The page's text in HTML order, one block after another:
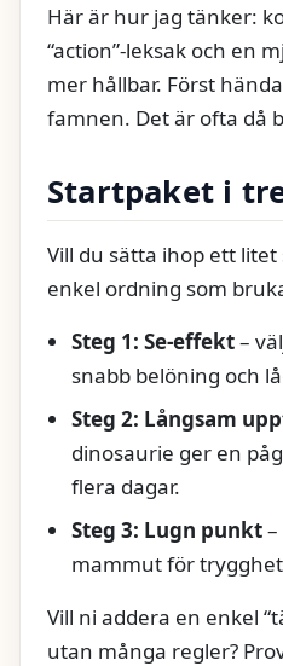
Här är hur jag tänker:
“action”-leksak och en
mer hållbar. Först
famnen. Det är ofta då
Startpaket i
Vill du sätta ihop ett
enkel ordning som
Steg 1: Se-effekt–
snabb belöning och
Steg 2: Långsam
dinosaurie ger en
flera dagar.
Steg 3: Lugn punkt
mammut för
Vill ni addera en enkel
utan många regler?